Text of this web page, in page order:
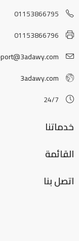
01153866795
01153866796
3adawy.com
24/7
خدماتنا
القائمة
اتصل بنا